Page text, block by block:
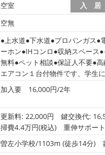
空室 入 居
空無
上水道 下水道 プロパンガス
ーホン IHコンロ 収納スペース
無料 ペット相談 保証人不要 高
エアコン１台付物件です、学生
加入要 16,000円/2年
更新料: 22,000円 鍵交換代:
掃費4.4万円(税込) 重伸サポー
曽左小学校/1103m (徒歩14分)